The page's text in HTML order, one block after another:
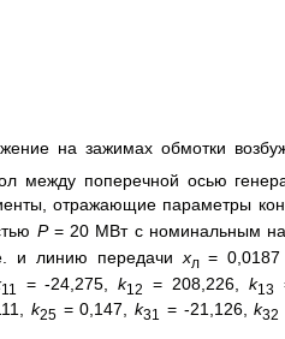
на зажимах обмотки
между поперечной осью
отражающие параметры
P= 20 МВт с номинальным
и линию передачи xл= 0,0187
11 = -24,275,k12 = 208,226,k13
k25 = 0,147,k31 = -21,126,k32